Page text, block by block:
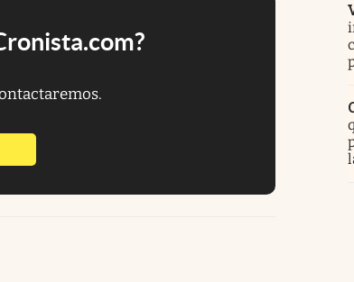
en nueva pestaña